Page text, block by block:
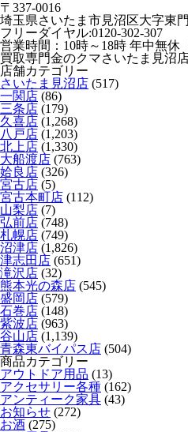
〒337-0016
埼玉県さいたま市見沼区大字東
フリーダイヤル:0120-302-307
営業時間：10時～18時 年中無休
買取専門金のクマさいたま見沼
店舗カテゴリー
さいたま見沼店 (517)
一関店 (86)
三条店 (179)
久喜店 (1,268)
八戸店 (1,203)
北上店 (1,330)
大船渡店 (763)
姶良店 (326)
宮古店 (5)
宮古本町店 (112)
山梨店 (7)
弘前店 (748)
札幌店 (749)
沼津店 (1,826)
津志田店 (651)
滝沢店 (32)
熊本光の森店 (545)
盛岡店 (579)
石巻店 (148)
紫波店 (963)
谷山店 (1,139)
青森東バイパス店 (504)
商品カテゴリー
アウトドア用品 (13)
アクセサリー各種 (162)
アンティーク家具 (43)
お知らせ (272)
お酒 (275)